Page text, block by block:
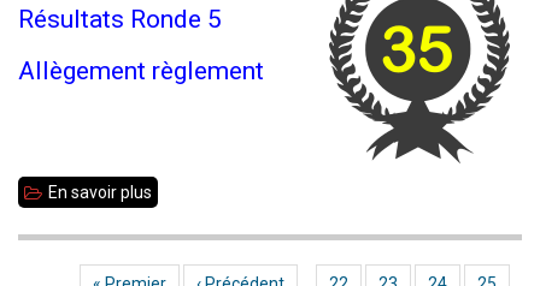
Résultats Ronde 5
Allègement règlement
En savoir plus